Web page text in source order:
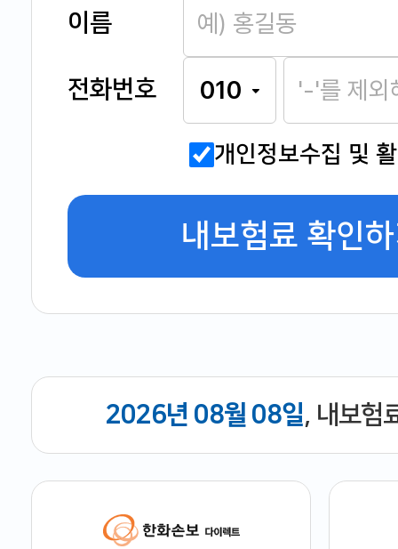
이름
전화번호
개인정보수집 및
내보험료 확인
2026년 08월 08일, 내보험